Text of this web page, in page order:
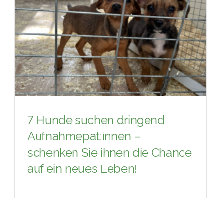
7 Hunde suchen dringend
Aufnahmepat:innen –
schenken Sie ihnen die Chance
auf ein neues Leben!